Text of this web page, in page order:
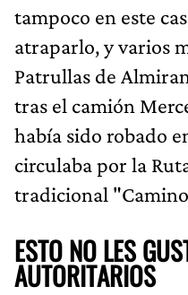
tampoco en este
atraparlo, y varios
Patrullas de
tras el camión
había sido robado
circulaba por la
tradicional
ESTO NO LES
AUTORITARIOS